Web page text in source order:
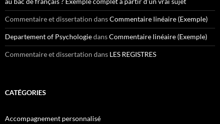
Commentaire et dissertation dansCommentaire linéaire (Exemple)
Departement of PsychologiedansCommentaire linéaire (Exemple)
Commentaire et dissertation dans LES REGISTRES
CATÉGORIES
Accompagnement personnalisé